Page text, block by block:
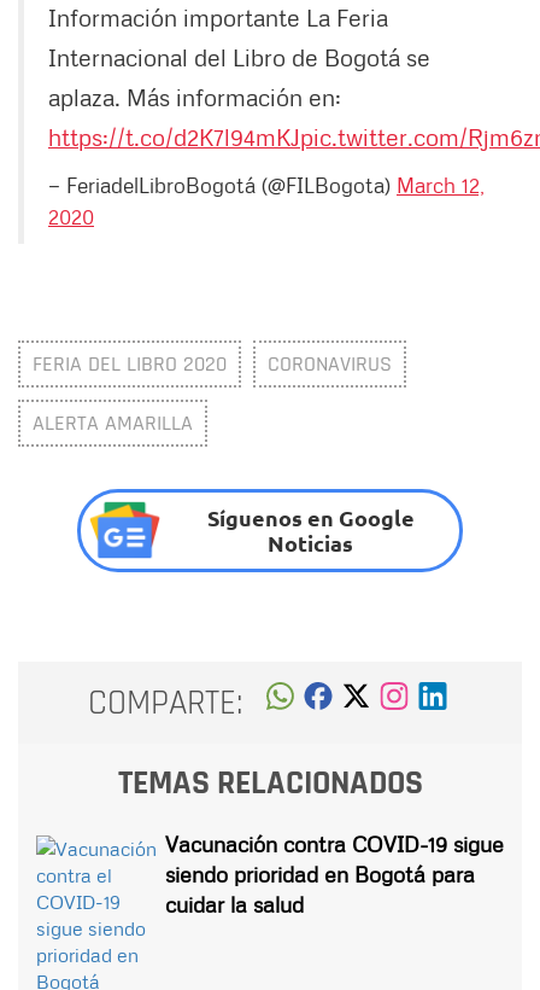
Información importante La Feria
Internacional del Libro de Bogotá se
aplaza. Más información en:
https://t.co/d2K7l94mKJpic.twitter.com/
— FeriadelLibroBogotá (@FILBogota) March 12,
2020
FERIA DEL LIBRO 2020 CORONAVIRUS
ALERTA AMARILLA
Síguenos en Google
Noticias
COMPARTE:
TEMAS RELACIONADOS
Vacunación contra COVID-19 sigue
siendo prioridad en Bogotá para
cuidar la salud